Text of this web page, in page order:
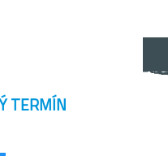
TERMÍN